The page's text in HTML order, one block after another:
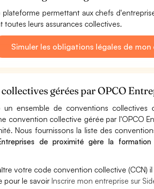
permettant aux chefs
leurs assurances collectives.
Simuler les obligations légales de
gérées par OPCO
un ensemble de conventions
convention collective gérée par l'OPCO
Nous fournissons la liste des
de proximité gère la
votre code convention collective (CCN)
pour le savoirInscrire mon entreprise sur